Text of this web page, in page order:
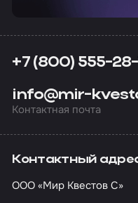
+7 (800) 555-
info@mir-
Контактная почта
Контактный
ООО «Мир Квестов С»